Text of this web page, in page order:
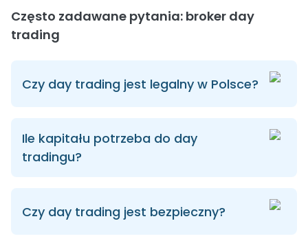
Często zadawane pytania: broker day
trading
Czy day trading jest legalny w Polsce?
Ile kapitału potrzeba do day
tradingu?
Czy day trading jest bezpieczny?